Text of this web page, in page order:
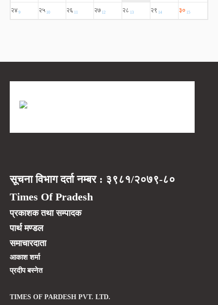
सूचना विभाग दर्ता नम्बर : ३९८१/२०७९-८०
Times Of Pradesh
प्रकाशक तथा सम्पादक
पार्थ मण्डल
समाचारदाता
आकाश शर्मा
प्रदीप बस्नेत
TIMES OF PARDESH PVT. LTD.